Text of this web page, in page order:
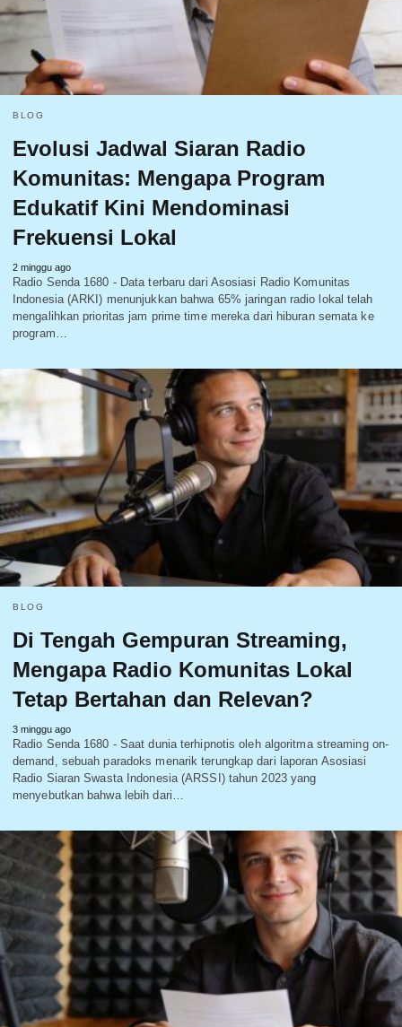
BLOG
Evolusi Jadwal Siaran Radio
Komunitas: Mengapa Program
Edukatif Kini Mendominasi
Frekuensi Lokal
2 minggu ago
Radio Senda 1680 - Data terbaru dari Asosiasi Radio Komunitas
Indonesia (ARKI) menunjukkan bahwa 65% jaringan radio lokal telah
mengalihkan prioritas jam prime time mereka dari hiburan semata ke
program…
BLOG
Di Tengah Gempuran Streaming,
Mengapa Radio Komunitas Lokal
Tetap Bertahan dan Relevan?
3 minggu ago
Radio Senda 1680 - Saat dunia terhipnotis oleh algoritma streaming on-
demand, sebuah paradoks menarik terungkap dari laporan Asosiasi
Radio Siaran Swasta Indonesia (ARSSI) tahun 2023 yang
menyebutkan bahwa lebih dari…